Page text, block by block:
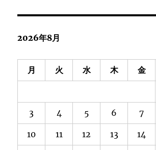
2026年8月
月 火 水 木 金
3 4 5 6 7
10 11 12 13 14